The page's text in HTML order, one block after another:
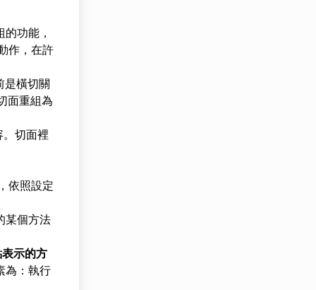
功能，
作，在許
是橫切關
面重組為
切面裡
依照設定
某個方法
示的方
為：執行